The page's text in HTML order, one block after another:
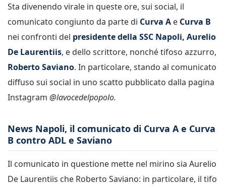
Sta divenendo virale in queste ore, sui social, il
comunicato congiunto da parte di Curva A e Curva B
nei confronti del presidente della SSC Napoli, Aurelio
De Laurentiis, e dello scrittore, nonché tifoso azzurro,
Roberto Saviano. In particolare, stando al comunicato
diffuso sui social in uno scatto pubblicato dalla pagina
Instagram @lavocedelpopolo.
News Napoli, il comunicato di Curva A e Curva
B contro ADL e Saviano
Il comunicato in questione mette nel mirino sia Aurelio
De Laurentiis che Roberto Saviano: in particolare, il tifo